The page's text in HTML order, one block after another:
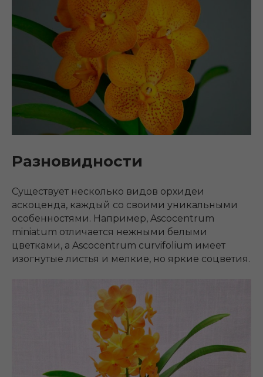
Разновидности
Существует несколько видов орхидеи
аскоценда, каждый со своими уникальными
особенностями. Например, Ascocentrum
miniatum отличается нежными белыми
цветками, а Ascocentrum curvifolium имеет
изогнутые листья и мелкие, но яркие соцветия.